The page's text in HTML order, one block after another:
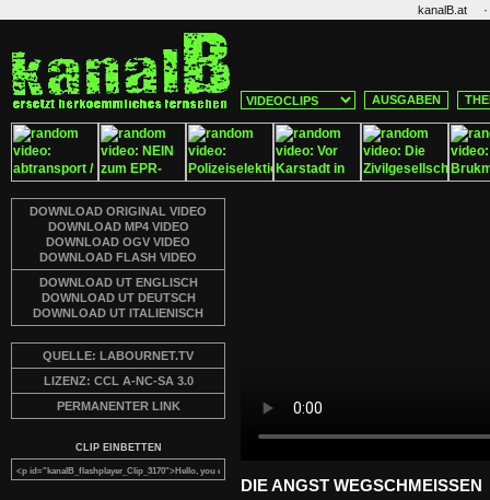
kanalB.at ·
AUSGABEN
DOWNLOAD ORIGINAL VIDEO
DOWNLOAD MP4 VIDEO
DOWNLOAD OGV VIDEO
DOWNLOAD FLASH VIDEO
DOWNLOAD UT ENGLISCH
DOWNLOAD UT DEUTSCH
DOWNLOAD UT ITALIENISCH
QUELLE: LABOURNET.TV
LIZENZ: CCL A-NC-SA 3.0
PERMANENTER LINK
CLIP EINBETTEN
DIE ANGST WEGSCHMEISSEN